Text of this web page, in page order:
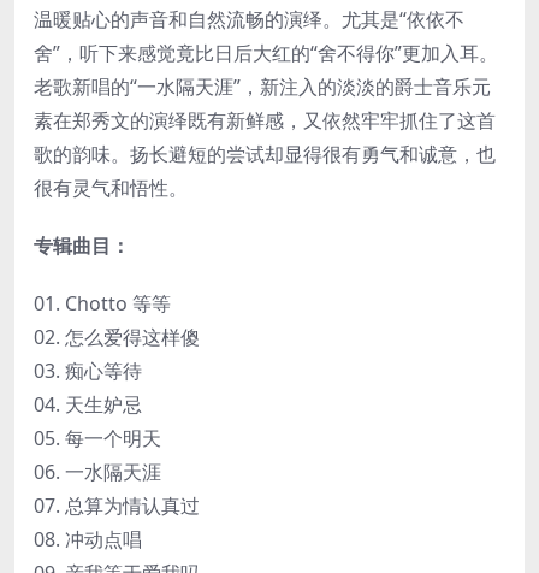
温暖贴心的声音和自然流畅的演绎。尤其是“依依不
舍”，听下来感觉竟比日后大红的“舍不得你”更加入耳。
老歌新唱的“一水隔天涯”，新注入的淡淡的爵士音乐元
素在郑秀文的演绎既有新鲜感，又依然牢牢抓住了这首
歌的韵味。扬长避短的尝试却显得很有勇气和诚意，也
很有灵气和悟性。
专辑曲目：
01. Chotto 等等
02. 怎么爱得这样傻
03. 痴心等待
04. 天生妒忌
05. 每一个明天
06. 一水隔天涯
07. 总算为情认真过
08. 冲动点唱